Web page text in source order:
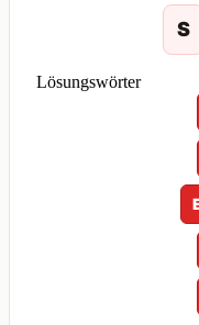
S
Lösungswörter